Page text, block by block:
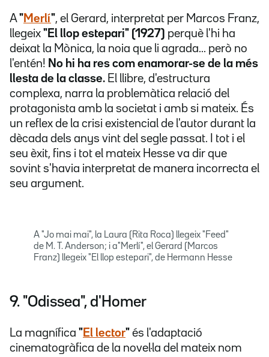
A"Merlí", el Gerard, interpretat per Marcos Franz,
llegeix "El llop estepari" (1927) perquè l'hi ha
deixat la Mònica, la noia que li agrada... però no
l'entén! No hi ha res com enamorar-se de la més
llesta de la classe. El llibre, d'estructura
complexa, narra la problemàtica relació del
protagonista amb la societat i amb si mateix. És
un reflex de la crisi existencial de l'autor durant la
dècada dels anys vint del segle passat. I tot i el
seu èxit, fins i tot el mateix Hesse va dir que
sovint s'havia interpretat de manera incorrecta el
seu argument.
A "Jo mai mai", la Laura (Rita Roca) llegeix "Feed"
de M. T. Anderson; i a"Merlí", el Gerard (Marcos
Franz) llegeix "El llop estepari", de Hermann Hesse
9. "Odissea", d'Homer
La magnífica "El lector" és l'adaptació
cinematogràfica de la novel·la del mateix nom